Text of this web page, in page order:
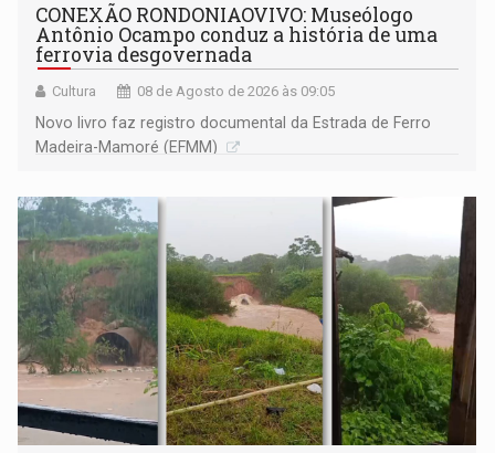
CONEXÃO RONDONIAOVIVO: Museólogo
Antônio Ocampo conduz a história de uma
ferrovia desgovernada
Cultura 08 de Agosto de 2026 às 09:05
Novo livro faz registro documental da Estrada de Ferro
Madeira-Mamoré (EFMM)